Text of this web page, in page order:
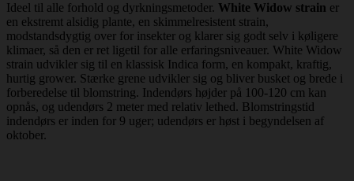
Ideel til alle forhold og dyrkningsmetoder. White Widow strain er
en ekstremt alsidig plante, en skimmelresistent strain,
modstandsdygtig over for insekter og klarer sig godt selv i køligere
klimaer, så den er ret ligetil for alle erfaringsniveauer. White Widow
strain udvikler sig til en klassisk Indica form, en kompakt, kraftig,
hurtig grower. Stærke grene udvikler sig og bliver busket og brede i
forberedelse til blomstring. Indendørs højder på 100-120 cm kan
opnås, og udendørs 2 meter med relativ lethed. Blomstringstid
indendørs er inden for 9 uger; udendørs er høst i begyndelsen af
oktober.